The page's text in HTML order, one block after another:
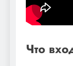
Что